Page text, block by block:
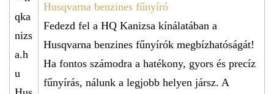
Husqvarna benzines fűnyíró
Fedezd fel a HQ Kanizsa kínálatában a
Husqvarna benzines fűnyírók megbízhatóságát!
Ha fontos számodra a hatékony, gyors és precíz
fűnyírás, nálunk a legjobb helyen jársz. A